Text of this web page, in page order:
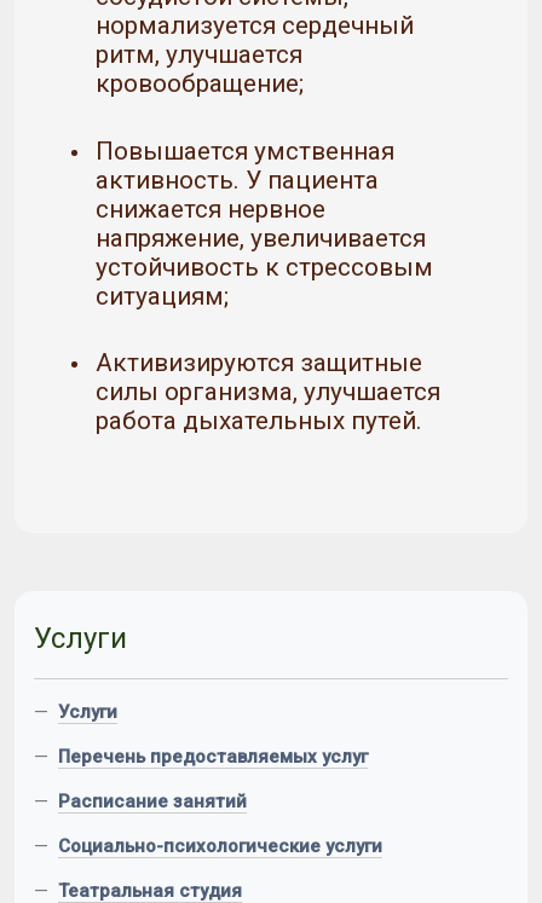
нормализуется сердечный
ритм, улучшается
кровообращение;
Повышается умственная
активность. У пациента
снижается нервное
напряжение, увеличивается
устойчивость к стрессовым
ситуациям;
Активизируются защитные
силы организма, улучшается
работа дыхательных путей.
Услуги
— Услуги
— Перечень предоставляемых услуг
— Расписание занятий
— Социально-психологические услуги
— Театральная студия